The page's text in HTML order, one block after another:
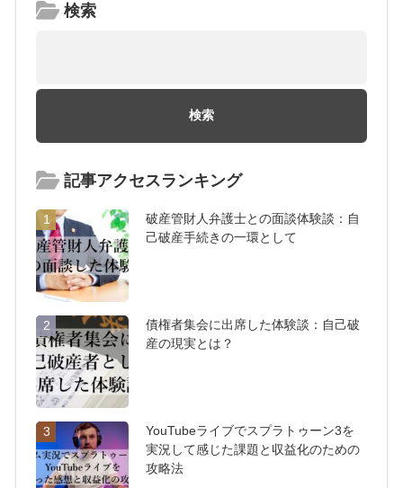
検索
記事アクセスランキング
1
破産管財人弁護士との面談体験談：自
己破産手続きの一環として
2
債権者集会に出席した体験談：自己破
産の現実とは？
3
YouTubeライブでスプラトゥーン3を
実況して感じた課題と収益化のための
攻略法